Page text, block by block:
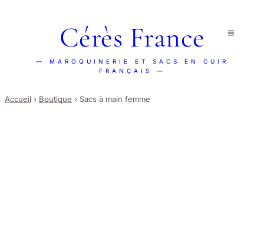
Cérès France
— MAROQUINERIE ET SACS EN CUIR
FRANÇAIS —
Accueil › Boutique › Sacs à main femme